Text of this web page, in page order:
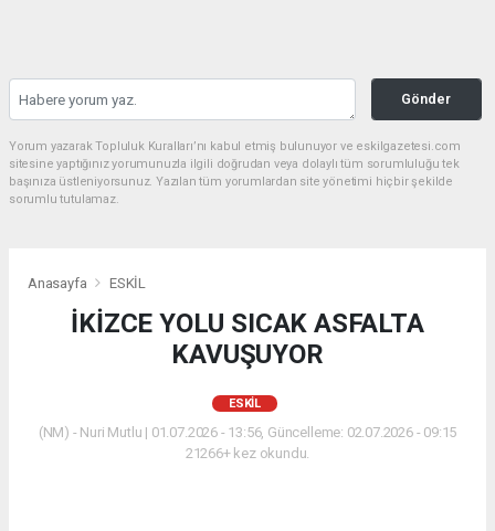
Gönder
Yorum yazarak Topluluk Kuralları’nı kabul etmiş bulunuyor ve eskilgazetesi.com
sitesine yaptığınız yorumunuzla ilgili doğrudan veya dolaylı tüm sorumluluğu tek
başınıza üstleniyorsunuz. Yazılan tüm yorumlardan site yönetimi hiçbir şekilde
sorumlu tutulamaz.
Anasayfa ESKİL
İKİZCE YOLU SICAK ASFALTA
KAVUŞUYOR
ESKİL
(NM) - Nuri Mutlu | 01.07.2026 - 13:56, Güncelleme: 02.07.2026 - 09:15
21266+ kez okundu.